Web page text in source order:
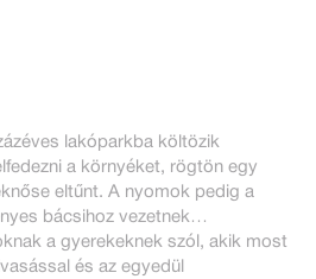
lakóparkba költözik
a környéket, rögtön egy
eltűnt. A nyomok pedig a
bácsihoz vezetnek…
a gyerekeknek szól, akik most
és az egyedül